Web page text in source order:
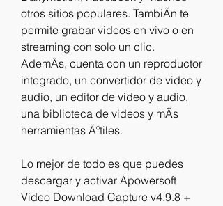
otros sitios populares. TambiÃn te
permite grabar videos en vivo o en
streaming con solo un clic.
AdemÃs, cuenta con un reproductor
integrado, un convertidor de video y
audio, un editor de video y audio,
una biblioteca de videos y mÃs
herramientas Ãºtiles.
Lo mejor de todo es que puedes
descargar y activar Apowersoft
Video Download Capture v4.9.8 +